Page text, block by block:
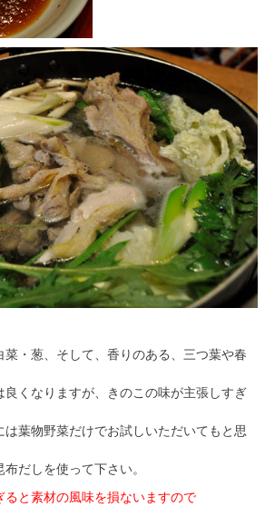
・葱、そして、香りのある、三つ葉や春
良くなりますが、きのこの味が主張しすぎ
葉物野菜だけでお試しいただいてもと思
だしを使って下さい。
と素材の風味を損ないますので